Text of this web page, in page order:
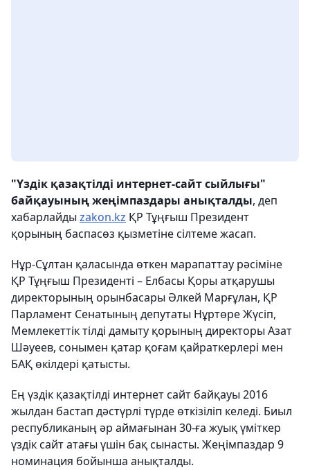
"Үздік қазақтілді интернет-сайт сыйлығы"
байқауының жеңімпаздары анықталды, деп
хабарлайды zakon.kz ҚР Тұңғыш Президент
қорының баспасөз қызметіне сілтеме жасап.
Нұр-Сұлтан қаласында өткен марапаттау рәсіміне
ҚР Тұңғыш Президенті – Елбасы Қоры атқарушы
директорының орынбасары Әлкей Марғұлан, ҚР
Парламент Сенатының депутаты Нұртөре Жүсіп,
Мемлекеттік тілді дамыту қорының директоры Азат
Шәуеев, сонымен қатар қоғам қайраткерлері мен
БАҚ өкілдері қатысты.
Ең үздік қазақтілді интернет сайт байқауы 2016
жылдан бастап дәстүрлі түрде өткізіліп келеді. Биыл
республиканың әр аймағынан 30-ға жуық үміткер
үздік сайт атағы үшін бақ сынасты. Жеңімпаздар 9
номинация бойынша анықталды.